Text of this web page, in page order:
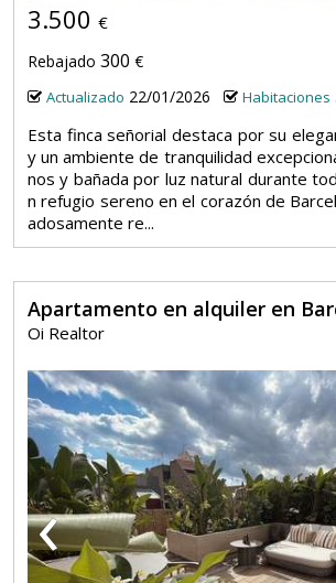
3.500 €
Rebajado 300 €
Actualizado 22/01/2026 Habitaciones
Esta finca señorial destaca por su
y un ambiente de tranquilidad
nos y bañada por luz natural durante
n refugio sereno en el corazón de
adosamente re...
Apartamento en alquiler en
Oi Realtor
‹